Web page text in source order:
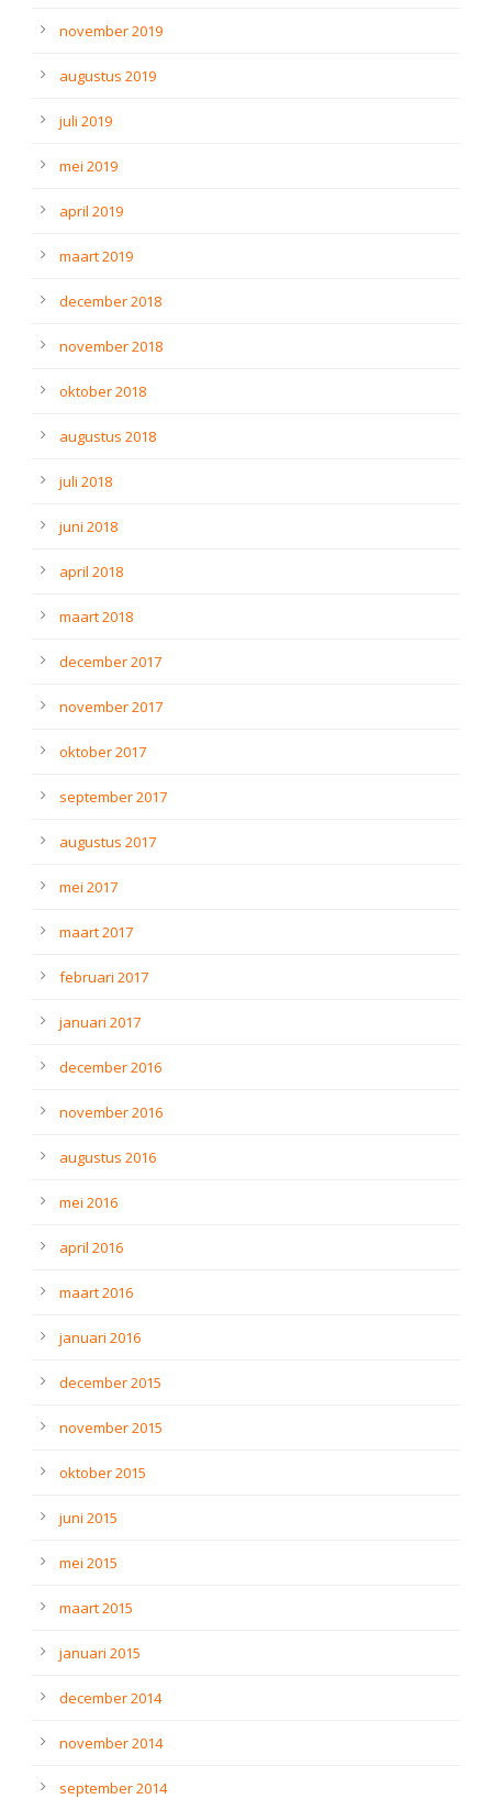
november 2019
augustus 2019
juli 2019
mei 2019
april 2019
maart 2019
december 2018
november 2018
oktober 2018
augustus 2018
juli 2018
juni 2018
april 2018
maart 2018
december 2017
november 2017
oktober 2017
september 2017
augustus 2017
mei 2017
maart 2017
februari 2017
januari 2017
december 2016
november 2016
augustus 2016
mei 2016
april 2016
maart 2016
januari 2016
december 2015
november 2015
oktober 2015
juni 2015
mei 2015
maart 2015
januari 2015
december 2014
november 2014
september 2014